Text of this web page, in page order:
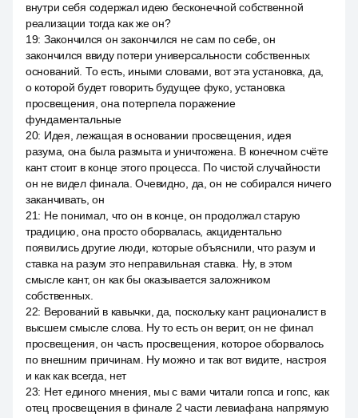
внутри себя содержал идею бесконечной собственной
реализации тогда как же он?
19: Закончился он закончился не сам по себе, он
закончился ввиду потери универсальности собственных
оснований. То есть, иными словами, вот эта установка, да,
о которой будет говорить будущее фуко, установка
просвещения, она потерпела поражение
фундаментальные
20: Идея, лежащая в основании просвещения, идея
разума, она была размыта и уничтожена. В конечном счёте
кант стоит в конце этого процесса. По чистой случайности
он не видел финала. Очевидно, да, он не собирался ничего
заканчивать, он
21: Не понимал, что он в конце, он продолжал старую
традицию, она просто оборвалась, акцидентально
появились другие люди, которые объяснили, что разум и
ставка на разум это неправильная ставка. Ну, в этом
смысле кант, он как бы оказывается заложником
собственных.
22: Верований в кавычки, да, поскольку кант рационалист в
высшем смысле слова. Ну то есть он верит, он не финал
просвещения, он часть просвещения, которое оборвалось
по внешним причинам. Ну можно и так вот видите, настроя
и как как всегда, нет
23: Нет единого мнения, мы с вами читали гопса и гопс, как
отец просвещения в финале 2 части левиафана напрямую